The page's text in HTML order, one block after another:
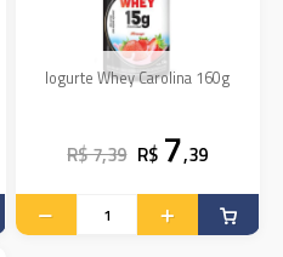
Iogurte Whey Carolina 160g
R$ 7,39 R$ 7,39